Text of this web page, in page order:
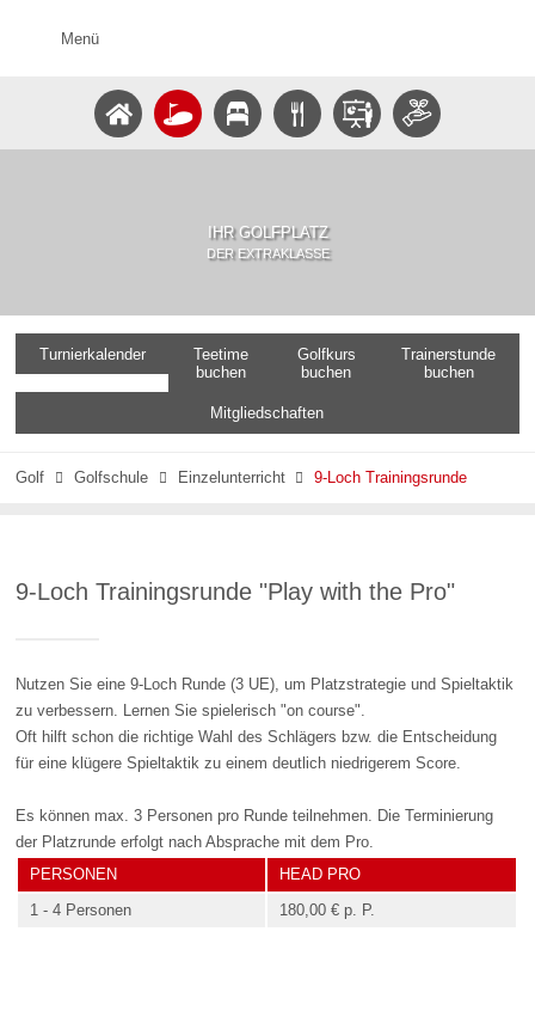
Menü
IHR GOLFPLATZ
DER EXTRAKLASSE
Turnierkalender
Teetime
buchen
Golfkurs
buchen
Trainerstunde
buchen
Mitgliedschaften
Golf  Golfschule  Einzelunterricht  9-Loch Trainingsrunde
9-Loch Trainingsrunde "Play with the Pro"
Nutzen Sie eine 9-Loch Runde (3 UE), um Platzstrategie und Spieltaktik
zu verbessern. Lernen Sie spielerisch "on course".
Oft hilft schon die richtige Wahl des Schlägers bzw. die Entscheidung
für eine klügere Spieltaktik zu einem deutlich niedrigerem Score.
Es können max. 3 Personen pro Runde teilnehmen. Die Terminierung
der Platzrunde erfolgt nach Absprache mit dem Pro.
PERSONEN
HEAD PRO
1 - 4 Personen
180,00 € p. P.